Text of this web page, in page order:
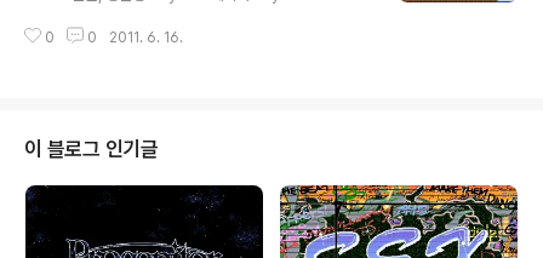
시나리오 : 캐릭터 디자..
X 1 시나리오 : 캐릭터 디자인, 원화 : 음악 : 추가 정보 : ロ
용) 시나리오 : 캐릭터 디자인, 원화 : 음악 : 추가 정보 : シ
ーナ 한글, 영문명 : SeeNa 제작사 : System Soft 출시
일 : 1986년 2월 장르 : 액션 등급 : 일반용 미디어 : FD X
? (PC-8801..
0 0 2011. 6. 16.
이 블로그 인기글